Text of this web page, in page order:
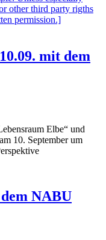
mit dem
Elbe“ und
10. September um
NABU